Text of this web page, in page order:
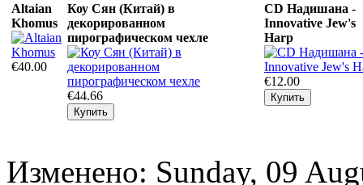
Altaian
Khomus
€40.00
Коу Сян (Китай) в
декорированном
пирографическом чехле
€44.66
CD Надишана -
Innovative Jew's
Harp
€12.00
Изменено: Sunday, 09